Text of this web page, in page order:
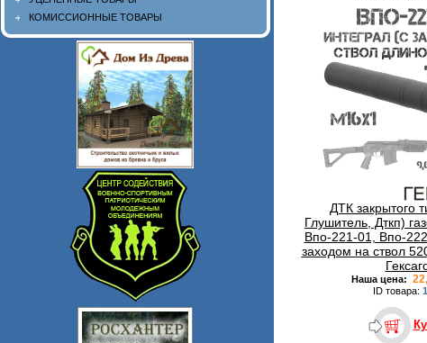
КОМИССИОННЫЕ ТОВАРЫ
ДТК закрытого
Глушитель, Дткп)
Впо-221-01, Впо-
заходом на ствол
Наша цена:
ID товара: